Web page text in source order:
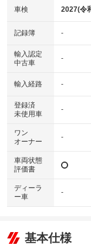
車検 2027(令
記録簿 -
輸入認定
中古車
-
輸入経路 -
登録済
未使用車
-
ワン
オーナー
-
車両状態
評価書
ディーラ
ー車
-
基本仕様